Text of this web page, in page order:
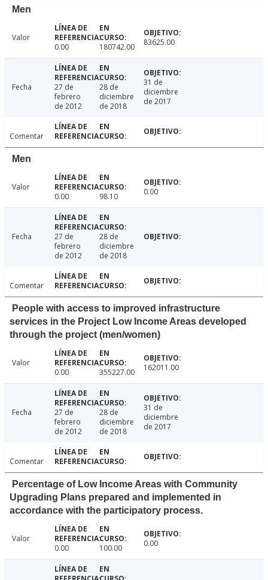
Men
Valor
0.00
180742.00 83625.00
Fecha
27 de
febrero
de 2012
28 de
diciembre
de 2018
31 de
diciembre
de 2017
Comentar
Men
Valor
0.00
98.10 0.00
Fecha
27 de
febrero
de 2012
28 de
diciembre
de 2018
Comentar
People with access to improved infrastructure
services in the Project Low Income Areas developed
through the project (men/women)
Valor
0.00
355227.00 162011.00
Fecha
27 de
febrero
de 2012
28 de
diciembre
de 2018
31 de
diciembre
de 2017
Comentar
Percentage of Low Income Areas with Community
Upgrading Plans prepared and implemented in
accordance with the participatory process.
Valor
0.00
100.00 0.00